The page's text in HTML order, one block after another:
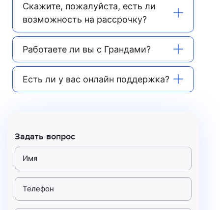
Скажите, пожалуйста, есть ли
возможность на рассрочку?
Работаете ли вы с Грандами?
Есть ли у вас онлайн поддержка?
Задать вопрос